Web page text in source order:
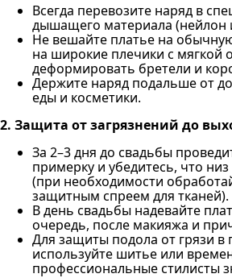
Всегда перевозите наряд в
дышащего материала (нейлон
Не вешайте платье на
на широкие плечики с мягкой
деформировать бретели и
Держите наряд подальше от
еды и косметики.
2. Защита от загрязнений до
За 2–3 дня до свадьбы
примерку и убедитесь, что низ
(при необходимости
защитным спреем для тканей).
В день свадьбы надевайте
очередь, после макияжа и
Для защиты подола от грязи
используйте шитье или
профессиональные стилисты